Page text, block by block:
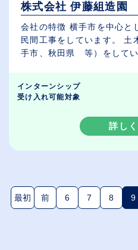
株式会社 伊藤組造園
会社の特徴 横手市を中心とした秋田県南の公共工事、
民間工事をしています。 土
手市、秋田県 等）をしてい
インターンシップ
受け入れ可能対象
詳し
最初 前 6 7 8 9
(